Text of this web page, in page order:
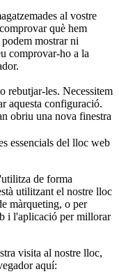
al vostre
què hem
mostrar ni
comprovar-ho a la
rebutjar-les. Necessitem
aquesta configuració.
obriu una nova finestra
essencials del lloc web
de forma
utilitzant el nostre lloc
màrqueting, o per
i l'aplicació per millorar
visita al nostre lloc,
aquí: